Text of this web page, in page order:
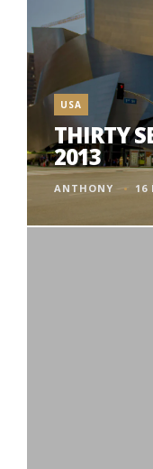
USA
THIRTY
2013
ANTHONY 16